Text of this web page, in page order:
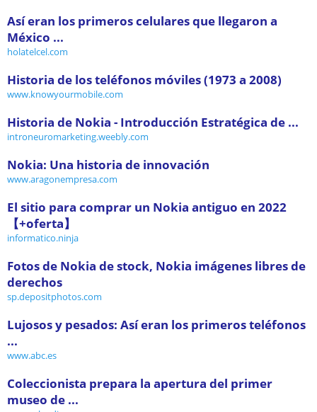
Así eran los primeros celulares que llegaron a
México ...
holatelcel.com
Historia de los teléfonos móviles (1973 a 2008)
www.knowyourmobile.com
Historia de Nokia - Introducción Estratégica de ...
introneuromarketing.weebly.com
Nokia: Una historia de innovación
www.aragonempresa.com
El sitio para comprar un Nokia antiguo en 2022
【+oferta】
informatico.ninja
Fotos de Nokia de stock, Nokia imágenes libres de
derechos
sp.depositphotos.com
Lujosos y pesados: Así eran los primeros teléfonos
...
www.abc.es
Coleccionista prepara la apertura del primer
museo de ...